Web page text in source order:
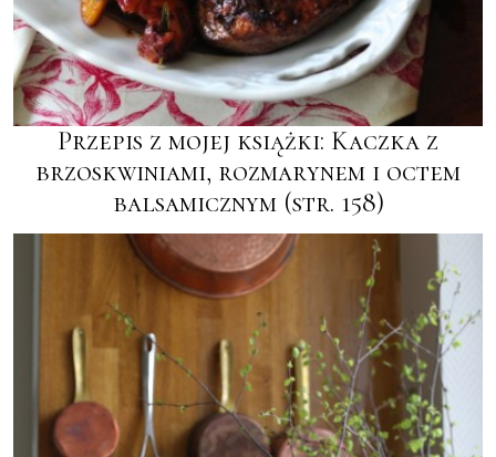
Przepis z mojej książki: Kaczka z
brzoskwiniami, rozmarynem i octem
balsamicznym (str. 158)